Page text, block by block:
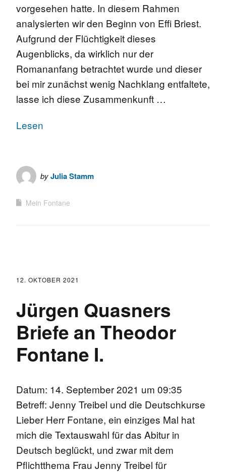
vorgesehen hatte. In diesem Rahmen
analysierten wir den Beginn von Effi Briest.
Aufgrund der Flüchtigkeit dieses
Augenblicks, da wirklich nur der
Romananfang betrachtet wurde und dieser
bei mir zunächst wenig Nachklang entfaltete,
lasse ich diese Zusammenkunft …
Lesen
byJulia Stamm
Mein Fontane
12. OKTOBER 2021
Jürgen Quasners
Briefe an Theodor
Fontane I.
Datum: 14. September 2021 um 09:35
Betreff: Jenny Treibel und die Deutschkurse
Lieber Herr Fontane, ein einziges Mal hat
mich die Textauswahl für das Abitur in
Deutsch beglückt, und zwar mit dem
Pflichtthema Frau Jenny Treibel für